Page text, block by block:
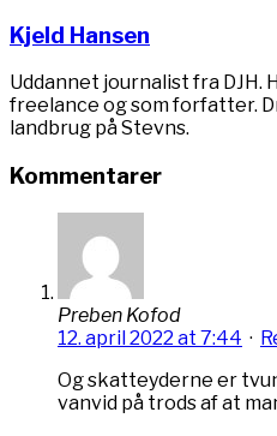
Kjeld Hansen
Uddannet journalist fra DJH.
freelance og som forfatter.
landbrug på Stevns.
Kommentarer
Preben Kofod
12. april 2022 at 7:44 ·
Og skatteyderne er
vanvid på trods af at